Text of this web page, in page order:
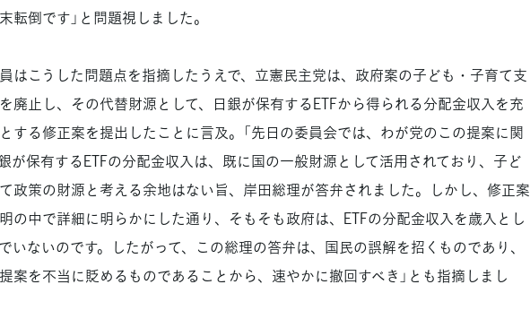
転倒です」と問題視しました。
はこうした問題点を指摘したうえで、立憲民主党は、政府案の子ども・子育て支
廃止し、その代替財源として、日銀が保有するETFから得られる分配金収入を充
する修正案を提出したことに言及。「先日の委員会では、わが党のこの提案に関
が保有するETFの分配金収入は、既に国の一般財源として活用されており、子ど
政策の財源と考える余地はない旨、岸田総理が答弁されました。しかし、修正案
の中で詳細に明らかにした通り、そもそも政府は、ETFの分配金収入を歳入とし
いないのです。したがって、この総理の答弁は、国民の誤解を招くものであり、
案を不当に貶めるものであることから、速やかに撤回すべき」とも指摘しまし